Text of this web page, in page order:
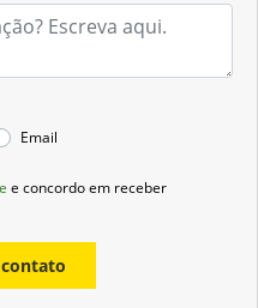
Email
e concordo em receber